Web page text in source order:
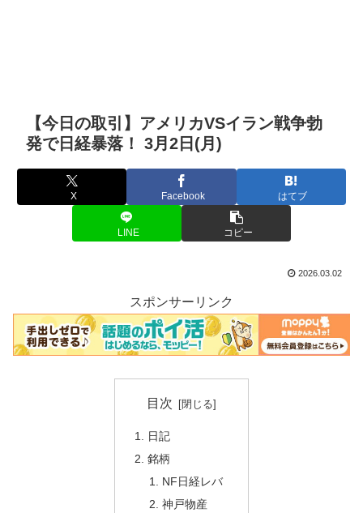
【今日の取引】アメリカVSイラン戦争勃
発で日経暴落！ 3月2日(月)
X Facebook はてブ
LINE コピー
2026.03.02
スポンサーリンク
目次
日記
銘柄
NF日経レバ
神戸物産